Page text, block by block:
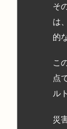
そ
は
的
こ
点
ル
災